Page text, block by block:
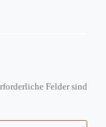
Felder sind